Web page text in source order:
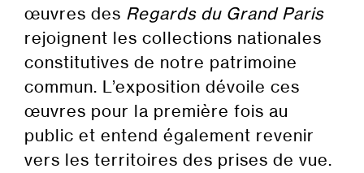
œuvres des Regards du Grand Paris
rejoignent les collections nationales
constitutives de notre patrimoine
commun. L’exposition dévoile ces
œuvres pour la première fois au
public et entend également revenir
vers les territoires des prises de vue.